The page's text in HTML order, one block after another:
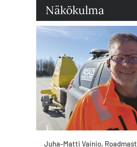
Näkökulma
Juha-Matti Vainio,